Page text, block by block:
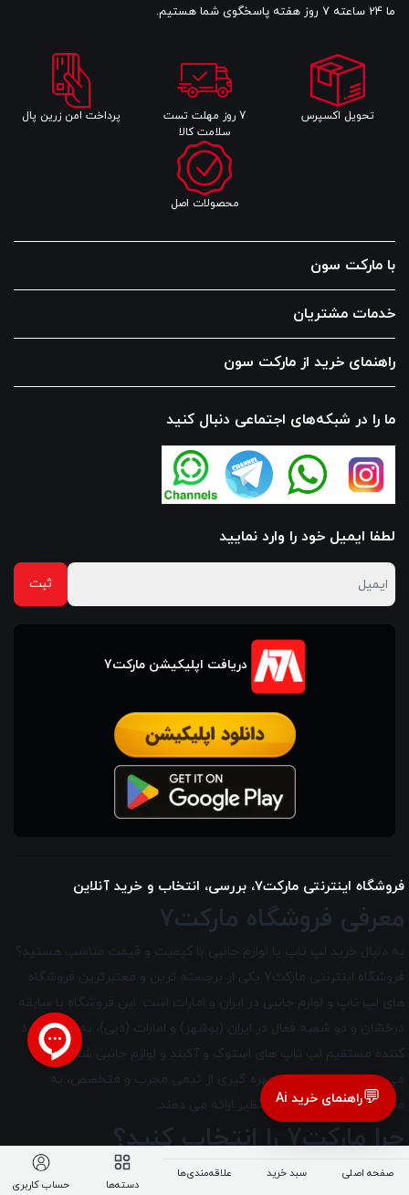
💬راهنمای خرید Ai
ما 24 ساعته 7 روز هفته پاسخگوی شما هستیم.
تحویل اکسپرس
7 روز مهلت تست
سلامت کالا
پرداخت امن زرین پال
محصولات اصل
با مارکت سون
خدمات مشتریان
راهنمای خرید از مارکت سون
ما را در شبکه‌های اجتماعی دنبال کنید
لطفا ایمیل خود را وارد نمایید
دریافت اپلیکیشن مارکت7
فروشگاه اینترنتی مارکت7، بررسی، انتخاب و خرید آنلاین
معرفی فروشگاه مارکت7
به دنبال خرید لپ تاپ یا لوازم جانبی با کیفیت و قیمت مناسب هستید؟
فروشگاه اینترنتی مارکت7 یکی از برجسته ترین و معتبرترین فروشگاه
های لپ تاپ و لوازم جانبی در ایران و امارات است. این فروشگاه با سابقه
درخشان و دو شعبه فعال در ایران (بوشهر) و امارات (دبی)، به عنوان وارد
کننده مستقیم لپ تاپ های استوک و آکبند و لوازم جانبی شناخته
می‌شود. این شعبه ها با بهره گیری از تیمی مجرب و متخصص، به
مشتریان خود خدماتی بی نظیر ارائه می دهند.
چرا مارکت7 را انتخاب کنید؟
اگر به دنبال یک فروشگاه مطمئن برای خرید لپ تاپ و لوازم جانبی با
صفحه اصلی سبد خرید
علاقه‌مندی‌ها
دسته‌ها
حساب کاربری